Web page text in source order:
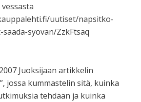
uutiset/napsitko-
syovan/ZzkFtsaq
Juoksijaan artikkelin
jossa kummastelin sitä, kuinka
tehdään ja kuinka